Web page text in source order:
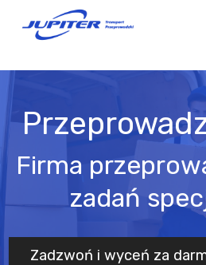
Firma
zadań
Zadzwoń i wyceń za